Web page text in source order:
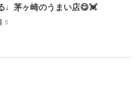
♩茅ヶ崎のうまい店😋💓
5